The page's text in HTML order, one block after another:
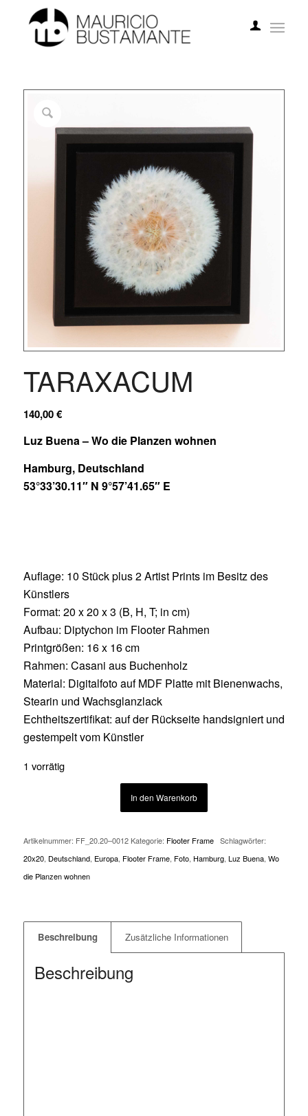
TARAXACUM
140,00€
Luz Buena – Wo die Planzen wohnen
Hamburg, Deutschland
53°33’30.11″ N 9°57’41.65″ E
Auflage: 10 Stück plus 2 Artist Prints im Besitz des
Künstlers
Format: 20 x 20 x 3 (B, H, T; in cm)
Aufbau: Diptychon im Flooter Rahmen
Printgrößen: 16 x 16 cm
Rahmen: Casani aus Buchenholz
Material: Digitalfoto auf MDF Platte mit Bienenwachs,
Stearin und Wachsglanzlack
Echtheitszertifikat: auf der Rückseite handsigniert und
gestempelt vom Künstler
1 vorrätig
In den Warenkorb
Artikelnummer: FF_20.20–0012 Kategorie: Flooter Frame Schlagwörter:
20x20, Deutschland, Europa, Flooter Frame, Foto, Hamburg, Luz Buena, Wo
die Planzen wohnen
Beschreibung Zusätzliche Informationen
Beschreibung